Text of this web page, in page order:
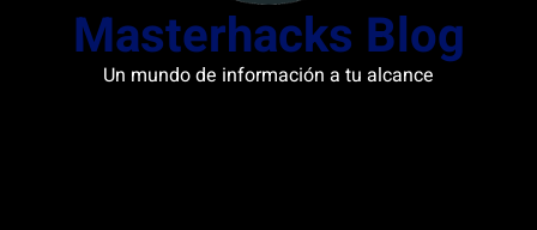
Masterhacks Blog
Un mundo de información a tu alcance